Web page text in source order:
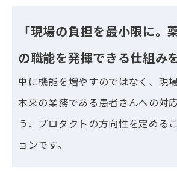
「現場の負担を最小限に。
の職能を発揮できる仕組み
単に機能を増やすのではなく、現
本来の業務である患者さんへの対
う、プロダクトの方向性を定める
ョンです。